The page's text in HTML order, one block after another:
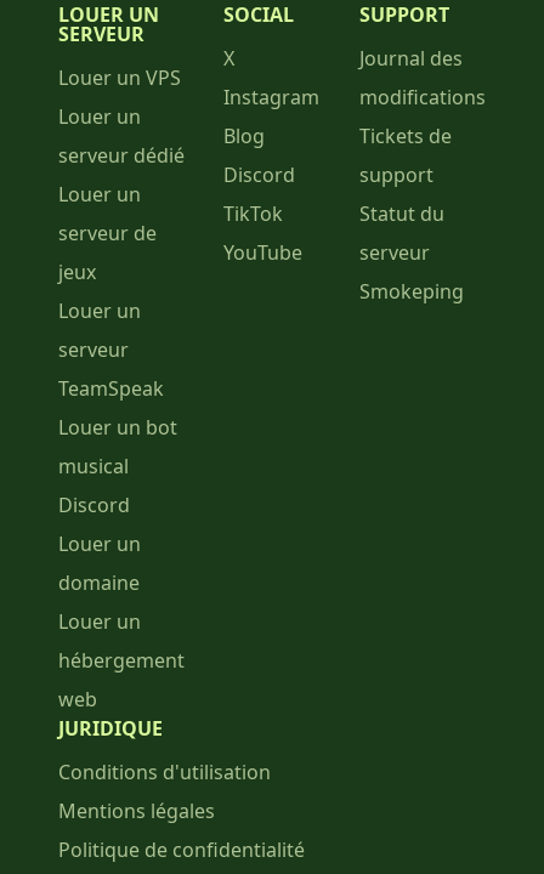
LOUER UN
SERVEUR
Louer un VPS
Louer un
serveur dédié
Louer un
serveur de
jeux
Louer un
serveur
TeamSpeak
Louer un bot
musical
Discord
Louer un
domaine
Louer un
hébergement
web
SOCIAL
X
Instagram
Blog
Discord
TikTok
YouTube
SUPPORT
Journal des
modifications
Tickets de
support
Statut du
serveur
Smokeping
JURIDIQUE
Conditions d'utilisation
Mentions légales
Politique de confidentialité